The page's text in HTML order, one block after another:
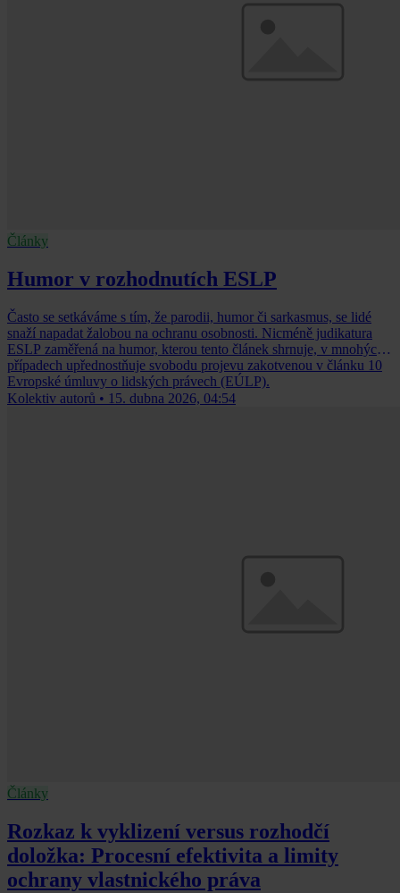
Články
Humor v rozhodnutích ESLP
Často se setkáváme s tím, že parodii, humor či sarkasmus, se lidé
snaží napadat žalobou na ochranu osobnosti. Nicméně judikatura
ESLP zaměřená na humor, kterou tento článek shrnuje, v mnohých
případech upřednostňuje svobodu projevu zakotvenou v článku 10
Evropské úmluvy o lidských právech (EÚLP).
Kolektiv autorů • 15. dubna 2026, 04:54
Články
Rozkaz k vyklizení versus rozhodčí
doložka: Procesní efektivita a limity
ochrany vlastnického práva